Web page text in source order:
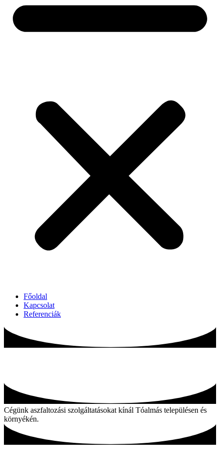
Főoldal
Kapcsolat
Referenciák
Cégünk aszfaltozási szolgáltatásokat kínál Tóalmás településen és
környékén.